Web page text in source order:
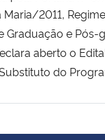
Maria/2011,
e
aberto o
do